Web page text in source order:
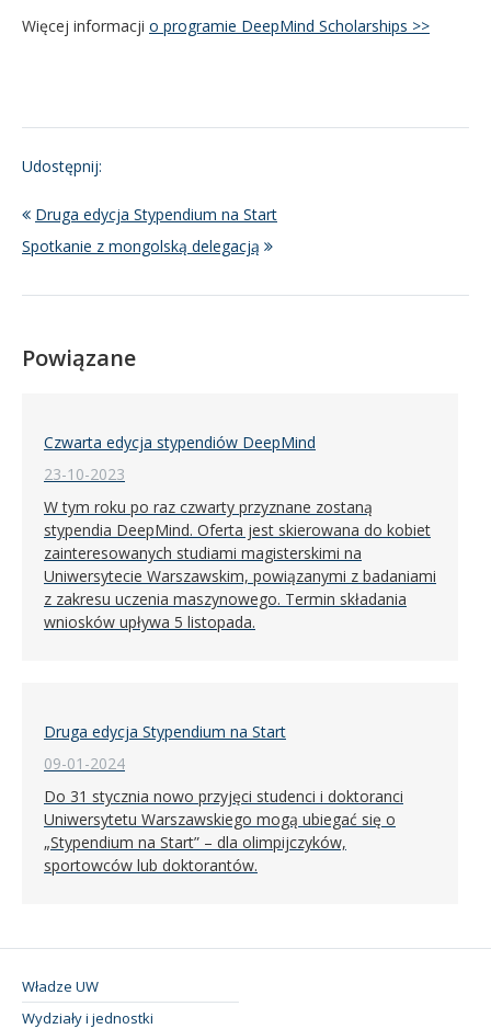
Więcej informacji o programie DeepMind Scholarships >>
Udostępnij:
Druga edycja Stypendium na Start
Spotkanie z mongolską delegacją
Powiązane
Czwarta edycja stypendiów DeepMind
23-10-2023
W tym roku po raz czwarty przyznane zostaną
stypendia DeepMind. Oferta jest skierowana do kobiet
zainteresowanych studiami magisterskimi na
Uniwersytecie Warszawskim, powiązanymi z badaniami
z zakresu uczenia maszynowego. Termin składania
wniosków upływa 5 listopada.
Druga edycja Stypendium na Start
09-01-2024
Do 31 stycznia nowo przyjęci studenci i doktoranci
Uniwersytetu Warszawskiego mogą ubiegać się o
„Stypendium na Start” – dla olimpijczyków,
sportowców lub doktorantów.
Władze UW
Wydziały i jednostki